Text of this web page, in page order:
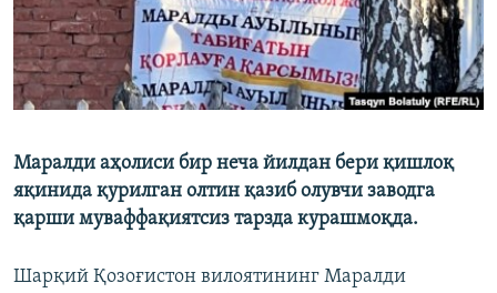
Маралди аҳолиси бир неча йилдан бери қишлоқ
яқинида қурилган олтин қазиб олувчи заводга
қарши муваффақиятсиз тарзда курашмоқда.
Шарқий Қозоғистон вилоятининг Маралди